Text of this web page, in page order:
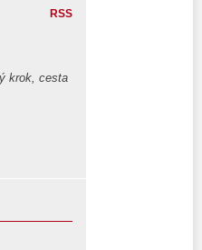
RSS
krok, cesta